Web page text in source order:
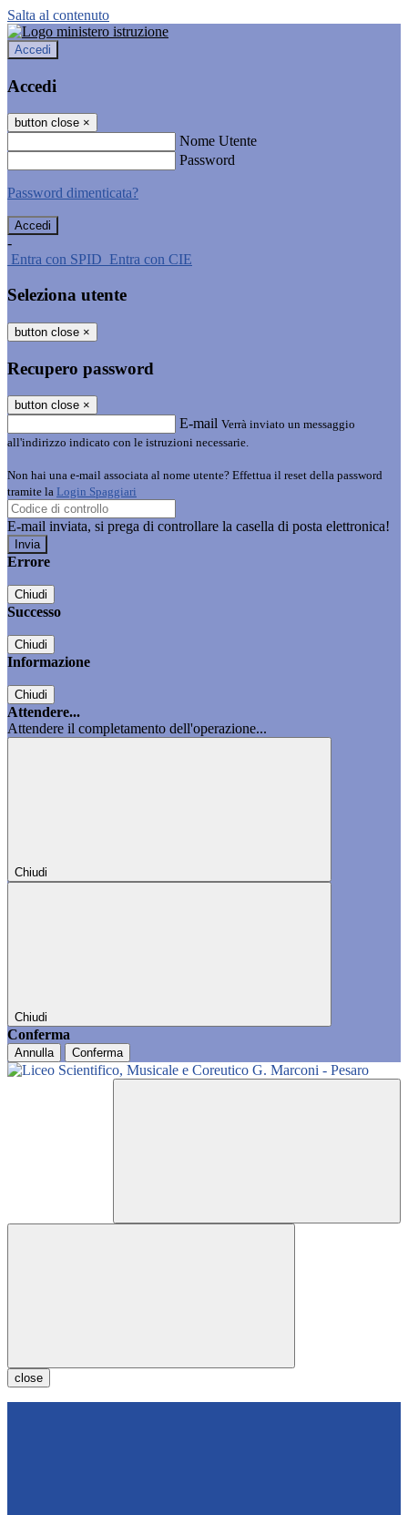
Salta al contenuto
Accedi
Accedi
button close ×
Nome Utente
Password
Password dimenticata?
-
Entra con SPID Entra con CIE
Seleziona utente
button close ×
Recupero password
button close ×
E-mail Verrà inviato un messaggio
all'indirizzo indicato con le istruzioni necessarie.
Non hai una e-mail associata al nome utente? Effettua il reset della password
tramite la Login Spaggiari
E-mail inviata, si prega di controllare la casella di posta elettronica!
Errore
Chiudi
Successo
Chiudi
Informazione
Chiudi
Attendere...
Attendere il completamento dell'operazione...
Chiudi
Chiudi
Conferma
Annulla Conferma
close